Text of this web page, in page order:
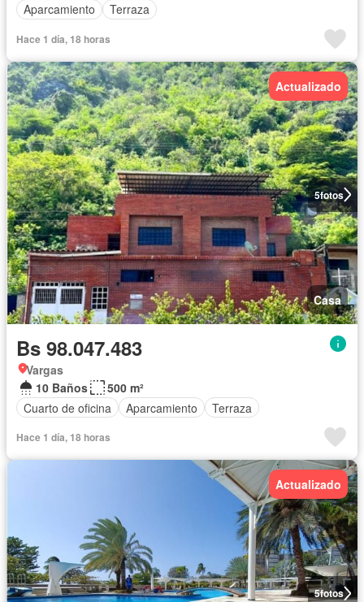
Aparcamiento
Terraza
Hace 1 día, 18 horas
5fotos
Actualizado
Casa
Bs 98.047.483
Vargas
10 Baños
500 m²
Cuarto de oficina
Aparcamiento Terraza
Hace 1 día, 18 horas
5fotos
Actualizado